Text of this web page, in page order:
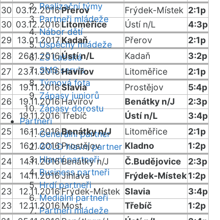
Realizační týmy
Partneři mládeže
Nábor dětí
Úspěchy mládeže
ZŠ Labská
SMS servis
Týmová fota
Zápasy juniorů
Zápasy dorostu
Partneři
Generální partner
GOLD hlavní partner
Hlavní partneři
Business partneři
Hrdí partneři
Mediální partneři
Partneři mládeže
30 03.12.2016Přerov Frýdek-Místek 2:1p
30 03.12.2016 Litoměřice Ústí n/L
4:3p
29
13.01.2017 Kadaň Přerov
2:1p
28
26.11.2016Ústí n/L Kadaň
3:2p
27
23.11.2016Havířov Litoměřice
2:1p
26
19.11.2016Slavia Prostějov
5:4p
26
19.11.2016Havířov Benátky n/J
2:3p
26
19.11.2016Třebíč Ústí n/L
3:4p
25
16.11.2016Benátky n/J Litoměřice
2:1p
25
16.11.2016Prostějov Kladno
1:2p
24
14.11.2016Benátky n/J Č.Budějovice
2:3p
24
14.11.2016Jihlava Frýdek-Místek1:2p
23
12.11.2016Frýdek-Místek Slavia
3:4p
23
12.11.2016 Most Třebíč
1:2p